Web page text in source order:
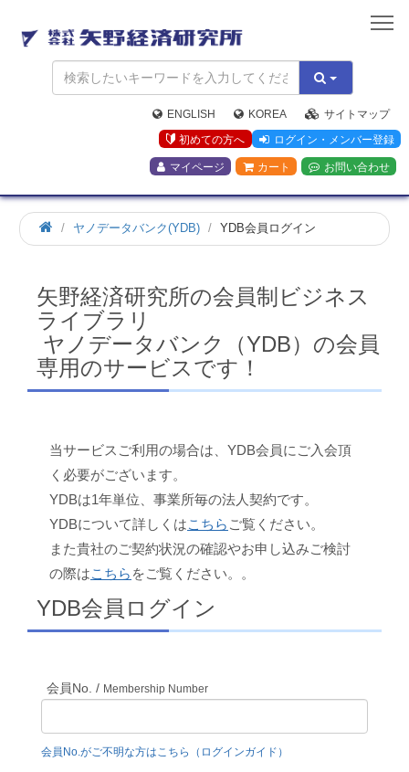
矢
野
経
済
研
究
所
ENGLISH KOREA
サイトマップ
初めての方へ
ログイン・メンバー登録
マイページ カート お問い合わせ
ホ
ー
ヤノデータバンク(YDB) YDB会員ログイン
矢野経済研究所の会員制ビジネス
ライブラリ
ヤノデータバンク（YDB）の会員
専用のサービスです！
当サービスご利用の場合は、YDB会員にご入会頂
く必要がございます。
YDBは1年単位、事業所毎の法人契約です。
YDBについて詳しくはこちら ご覧ください。
また貴社のご契約状況の確認やお申し込みご検討
の際はこちら をご覧ください。。
YDB会員ログイン
会員No. / Membership Number
会員No.がご不明な方はこちら（ログインガイド）